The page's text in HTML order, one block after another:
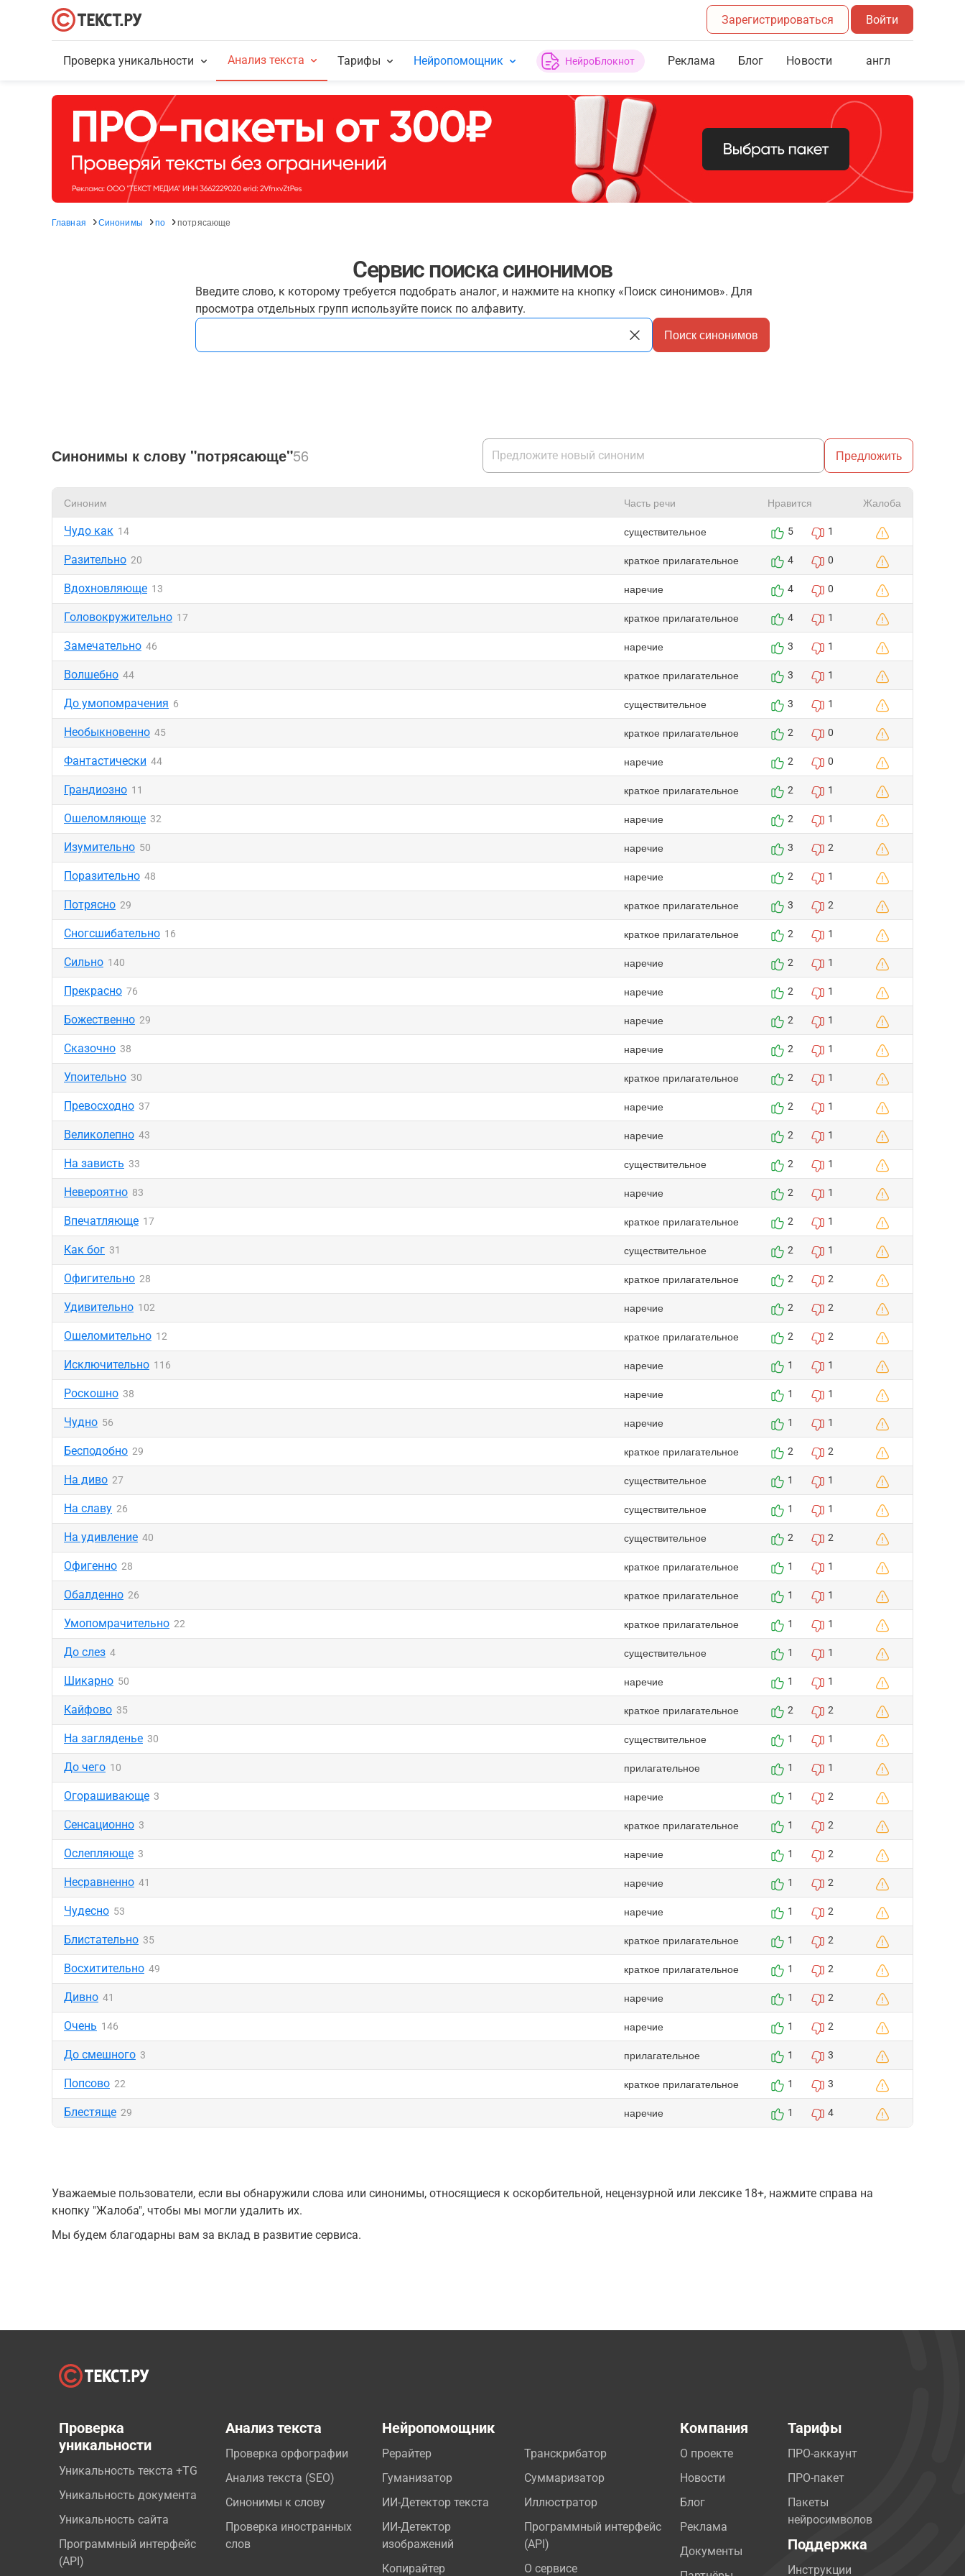
Зарегистрироваться Войти
Проверка уникальности Анализ текста Тарифы Нейропомощник НейроБлокнот Реклама Блог Новости англ
Главная Синонимы по потрясающе
Сервис поиска синонимов
Введите слово, к которому требуется подобрать аналог, и нажмите на кнопку «Поиск синонимов». Для
просмотра отдельных групп используйте поиск по алфавиту.
Поиск синонимов
Синонимы к слову "потрясающе"56 Предложить
Синоним Часть речи Нравится Жалоба
Чудо как 14 существительное 5 1
Разительно 20 краткое прилагательное 4 0
Вдохновляюще 13 наречие 4 0
Головокружительно 17 краткое прилагательное 4 1
Замечательно 46 наречие 3 1
Волшебно 44 краткое прилагательное 3 1
До умопомрачения 6 существительное 3 1
Необыкновенно 45 краткое прилагательное 2 0
Фантастически 44 наречие 2 0
Грандиозно 11 краткое прилагательное 2 1
Ошеломляюще 32 наречие 2 1
Изумительно 50 наречие 3 2
Поразительно 48 наречие 2 1
Потрясно 29 краткое прилагательное 3 2
Сногсшибательно 16 краткое прилагательное 2 1
Сильно 140 наречие 2 1
Прекрасно 76 наречие 2 1
Божественно 29 наречие 2 1
Сказочно 38 наречие 2 1
Упоительно 30 краткое прилагательное 2 1
Превосходно 37 наречие 2 1
Великолепно 43 наречие 2 1
На зависть 33 существительное 2 1
Невероятно 83 наречие 2 1
Впечатляюще 17 краткое прилагательное 2 1
Как бог 31 существительное 2 1
Офигительно 28 краткое прилагательное 2 2
Удивительно 102 наречие 2 2
Ошеломительно 12 краткое прилагательное 2 2
Исключительно 116 наречие 1 1
Роскошно 38 наречие 1 1
Чудно 56 наречие 1 1
Бесподобно 29 краткое прилагательное 2 2
На диво 27 существительное 1 1
На славу 26 существительное 1 1
На удивление 40 существительное 2 2
Офигенно 28 краткое прилагательное 1 1
Обалденно 26 краткое прилагательное 1 1
Умопомрачительно 22 краткое прилагательное 1 1
До слез 4 существительное 1 1
Шикарно 50 наречие 1 1
Кайфово 35 краткое прилагательное 2 2
На загляденье 30 существительное 1 1
До чего 10 прилагательное 1 1
Огорашивающе 3 наречие 1 2
Сенсационно 3 краткое прилагательное 1 2
Ослепляюще 3 наречие 1 2
Несравненно 41 наречие 1 2
Чудесно 53 наречие 1 2
Блистательно 35 краткое прилагательное 1 2
Восхитительно 49 краткое прилагательное 1 2
Дивно 41 наречие 1 2
Очень 146 наречие 1 2
До смешного 3 прилагательное 1 3
Попсово 22 краткое прилагательное 1 3
Блестяще 29 наречие 1 4
Уважаемые пользователи, если вы обнаружили слова или синонимы, относящиеся к оскорбительной, нецензурной или лексике 18+, нажмите справа на
кнопку "Жалоба", чтобы мы могли удалить их.
Мы будем благодарны вам за вклад в развитие сервиса.
Проверка
уникальности
Уникальность текста +TG
Уникальность документа
Уникальность сайта
Программный интерфейс
(API)
Анализ текста
Проверка орфографии
Анализ текста (SEO)
Синонимы к слову
Проверка иностранных
слов
Нейропомощник
Рерайтер
Гуманизатор
ИИ-Детектор текста
ИИ-Детектор
изображений
Копирайтер
Транскрибатор
Суммаризатор
Иллюстратор
Программный интерфейс
(API)
О сервисе
Компания
О проекте
Новости
Блог
Реклама
Документы
Тарифы
ПРО-аккаунт
ПРО-пакет
Пакеты
нейросимволов
Поддержка
Инструкции